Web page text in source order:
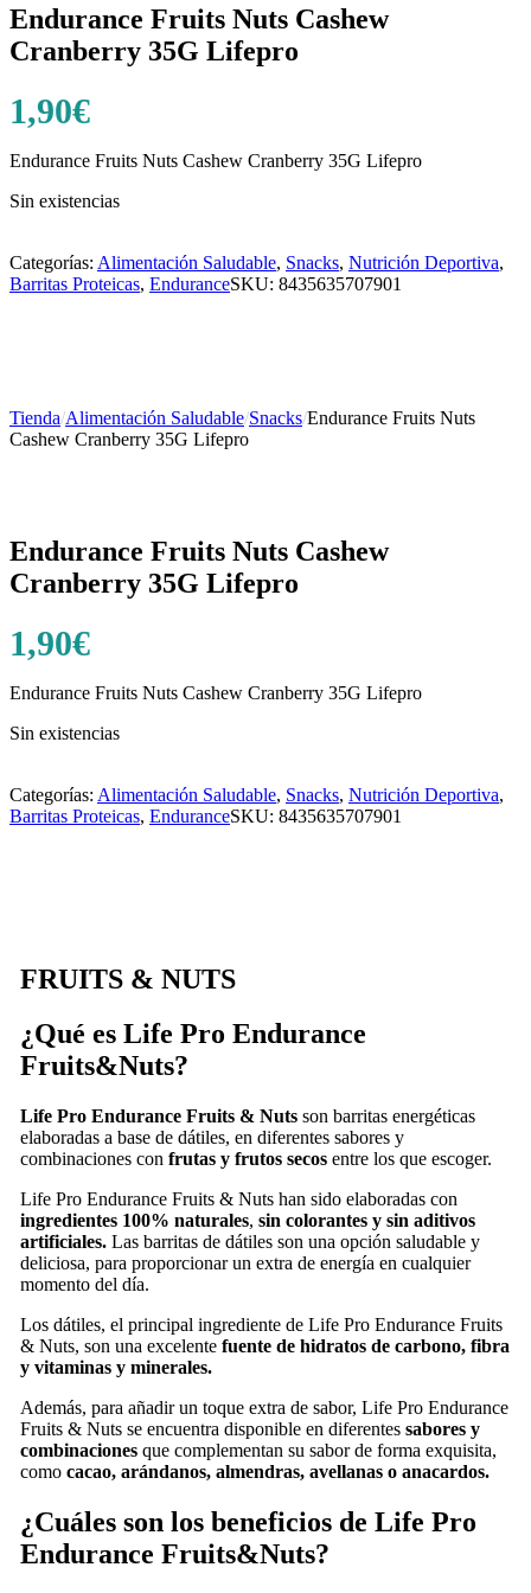
Endurance Fruits Nuts Cashew
Cranberry 35G Lifepro
1,90€
Endurance Fruits Nuts Cashew Cranberry 35G Lifepro
Sin existencias
Categorías: Alimentación Saludable, Snacks, Nutrición Deportiva,
Barritas Proteicas, EnduranceSKU: 8435635707901
Tienda/Alimentación Saludable/Snacks/Endurance Fruits Nuts
Cashew Cranberry 35G Lifepro
Endurance Fruits Nuts Cashew
Cranberry 35G Lifepro
1,90€
Endurance Fruits Nuts Cashew Cranberry 35G Lifepro
Sin existencias
Categorías: Alimentación Saludable, Snacks, Nutrición Deportiva,
Barritas Proteicas, EnduranceSKU: 8435635707901
FRUITS & NUTS
¿Qué es Life Pro Endurance
Fruits&Nuts?
Life Pro Endurance Fruits & Nutsson barritas energéticas
elaboradas a base de dátiles, en diferentes sabores y
combinaciones con frutas y frutos secosentre los que escoger.
Life Pro Endurance Fruits & Nuts han sido elaboradas con
ingredientes 100% naturales, sin colorantes y sin aditivos
artificiales.Las barritas de dátiles son una opción saludable y
deliciosa, para proporcionar un extra de energía en cualquier
momento del día.
Los dátiles, el principal ingrediente de Life Pro Endurance Fruits
& Nuts, son una excelente fuente de hidratos de carbono, fibra
y vitaminas y minerales.
Además, para añadir un toque extra de sabor, Life Pro Endurance
Fruits & Nuts se encuentra disponible en diferentes sabores y
combinacionesque complementan su sabor de forma exquisita,
como cacao, arándanos, almendras, avellanas o anacardos.
¿Cuáles son los beneficios de Life Pro
Endurance Fruits&Nuts?